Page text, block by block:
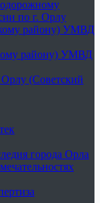
по г. Орлу
району) УМВД
району) УМВД
(Советский
города Орла